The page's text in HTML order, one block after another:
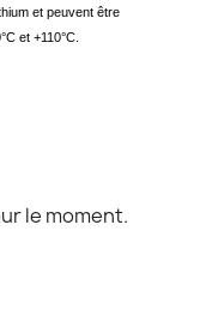
et peuvent être
et +110°C.
le moment.